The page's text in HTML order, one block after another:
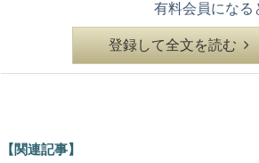
有料会員になる
登録して全文を読む
【関連記事】